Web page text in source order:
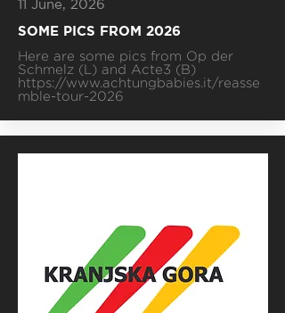
11 June, 2026
SOME PICS FROM 2026
Here are some pics from Op der
Schmelz (L) and Acte3 (B)
https://www.achtungbabies.it/reasse
mble-tour-2026